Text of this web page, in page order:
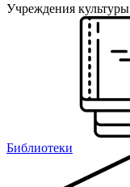
Учреждения культуры
Библиотеки